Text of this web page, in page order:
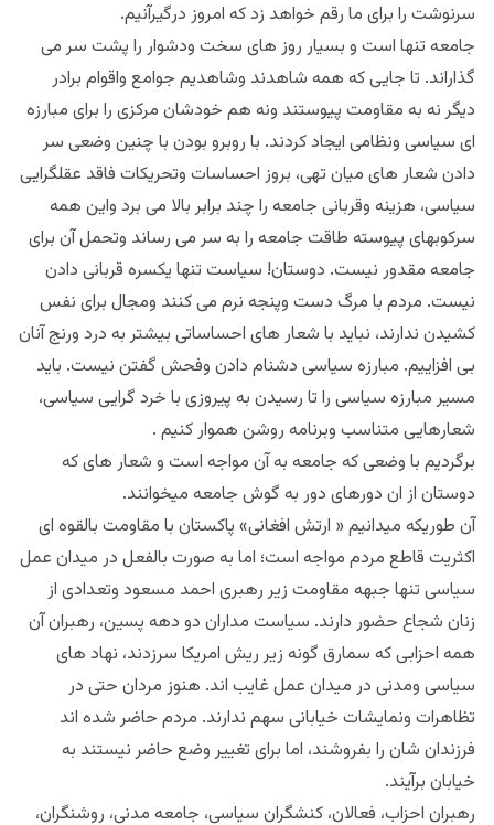
سرنوشت را برای ما رقم خواهد زد که امروز درگیرآنیم.
جامعه تنها است و بسیار روز های سخت ودشوار را پشت سر می
گذاراند. تا جایی که همه شاهدند وشاهدیم جوامع واقوام برادر
دیگر نه به مقاومت پیوستند ونه هم خودشان مرکزی را برای مبارزه
ای سیاسی ونظامی ایجاد کردند. با روبرو بودن با چنین وضعی سر
دادن شعار های میان تهی، بروز احساسات وتحریکات فاقد عقلگرایی
سیاسی، هزینه وقربانی جامعه را چند برابر بالا می برد واین همه
سرکوبهای پیوسته طاقت جامعه را به سر می رساند وتحمل آن برای
جامعه مقدور نیست. دوستان! سیاست تنها یکسره قربانی دادن
نیست. مردم با مرگ دست وپنجه نرم می کنند ومجال برای نفس
کشیدن ندارند، نباید با شعار های احساساتی بیشتر به درد ورنج آنان
بی افزاییم. مبارزه سیاسی دشنام دادن وفحش گفتن نیست. باید
مسیر مبارزه سیاسی را تا رسیدن به پیروزی با خرد گرایی سیاسی،
شعارهایی متناسب وبرنامه روشن هموار کنیم .
برگردیم با وضعی که جامعه به آن مواجه است و شعار های که
دوستان از ان دورهای دور به گوش جامعه میخوانند.
آن طوریکه میدانیم « ارتش افغانی» پاکستان با مقاومت بالقوه ای
اکثریت قاطع مردم مواجه است؛ اما به صورت بالفعل در میدان عمل
سیاسی تنها جبهه مقاومت زیر رهبری احمد مسعود وتعدادی از
زنان شجاع حضور دارند. سیاست مداران دو دهه پسین، رهبران آن
همه احزابی که سمارق گونه زیر ریش امریکا سرزدند، نهاد های
سیاسی ومدنی در میدان عمل غایب اند. هنوز مردان حتی در
تظاهرات ونمایشات خیابانی سهم ندارند. مردم حاضر شده اند
فرزندان شان را بفروشند، اما برای تغییر وضع حاضر نیستند به
خیابان برآیند.
رهبران احزاب، فعالان، کنشگران سیاسی، جامعه مدنی، روشنگران،